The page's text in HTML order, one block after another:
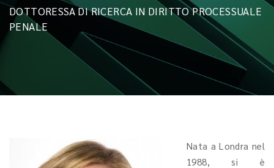
DOTTORESSA DI RICERCA IN DIRITTO PROCESSUALE
PENALE
Nata a Londra nel
1988, si è